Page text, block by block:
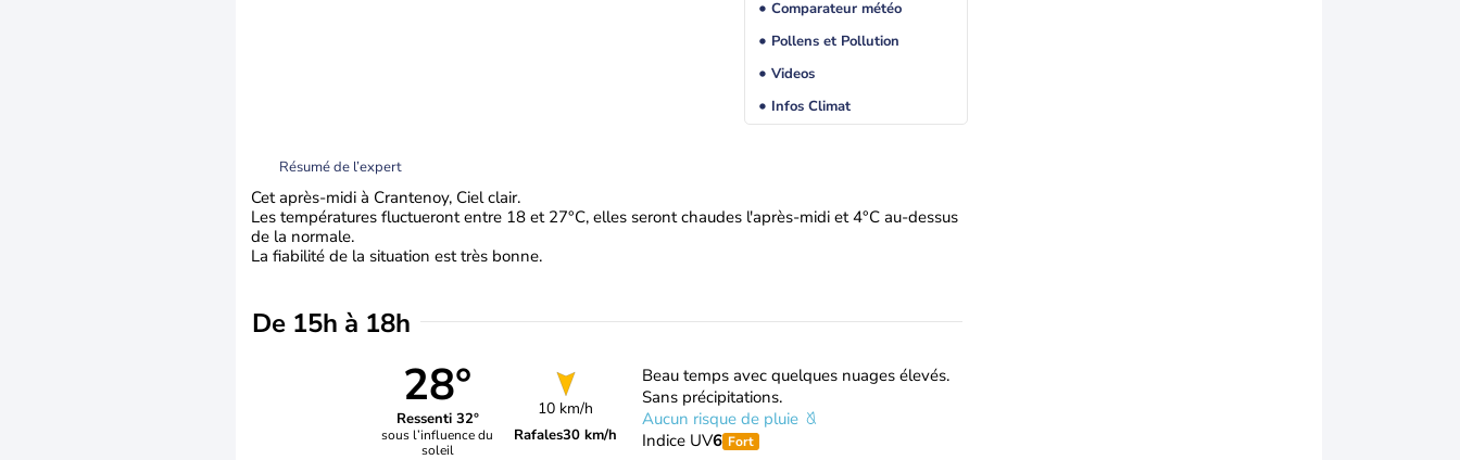
Comparateur météo
Pollens et Pollution
Videos
Infos Climat
Résumé de l’expert
Cet après-midi à Crantenoy, Ciel clair.
Les températures fluctueront entre 18 et 27°C, elles seront chaudes l'après-midi et 4°C au-dessus
de la normale.
La fiabilité de la situation est très bonne.
De 15h à 18h
28°
Ressenti 32°
sous l’influence du
soleil
10 km/h
Rafales30 km/h
Beau temps avec quelques nuages élevés.
Sans précipitations.
Aucun risque de pluie
Indice UV6 Fort